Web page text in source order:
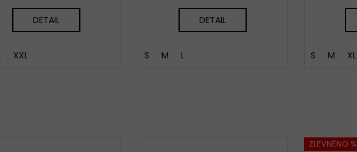
DETAIL
XXL
DETAIL
S M L S M XL
ZLEVNĚNO %